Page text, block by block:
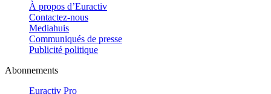
À propos d’Euractiv
Contactez-nous
Mediahuis
Communiqués de presse
Publicité politique
Abonnements
Euractiv Pro